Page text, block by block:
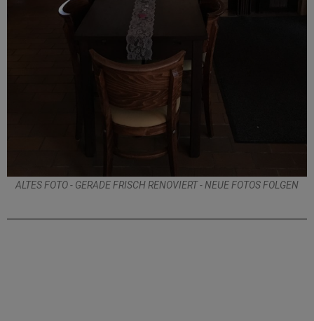
ALTES FOTO - GERADE FRISCH RENOVIERT - NEUE FOTOS FOLGEN